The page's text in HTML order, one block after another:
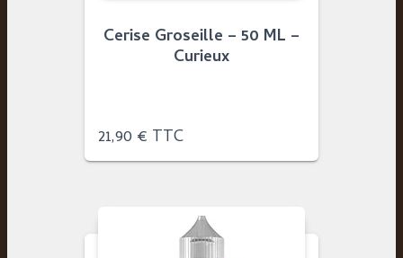
Cerise Groseille – 50 ML –
Curieux
21,90 € TTC